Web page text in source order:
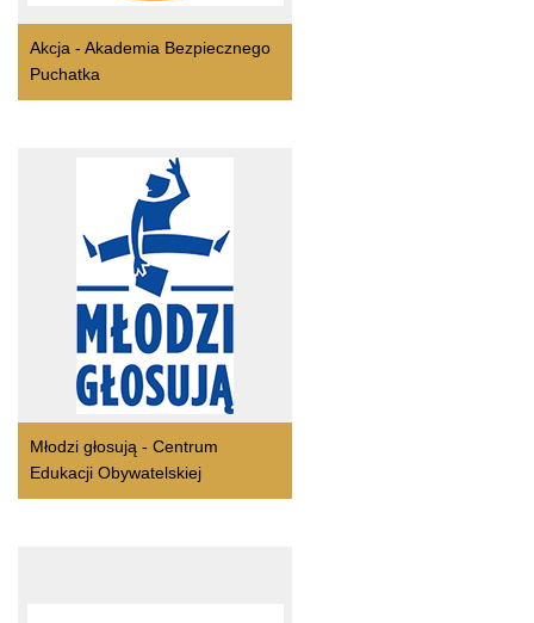
Akcja - Akademia Bezpiecznego
Puchatka
Młodzi głosują - Centrum
Edukacji Obywatelskiej